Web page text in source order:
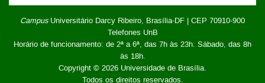
CampusUniversitário Darcy Ribeiro, Brasília-DF | CEP 70910-900
Telefones UnB
Horário de funcionamento: de 2ª a 6ª, das 7h às 23h. Sábado, das 8h
às 18h.
Copyright © 2026 Universidade de Brasília.
Todos os direitos reservados.